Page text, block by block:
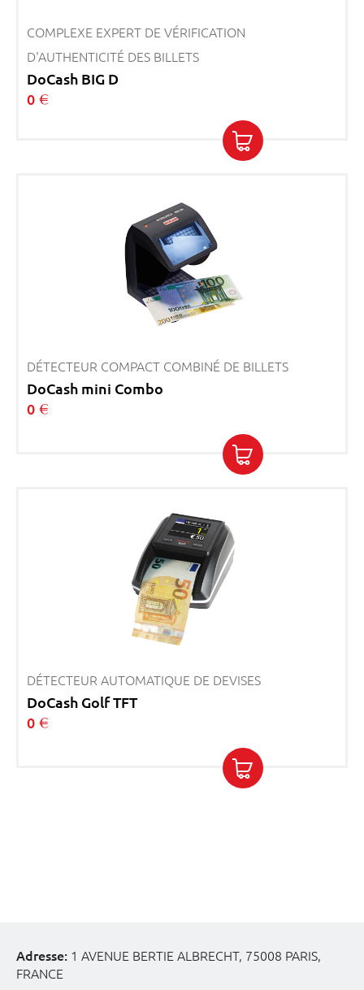
COMPLEXE EXPERT DE VÉRIFICATION
D'AUTHENTICITÉ DES BILLETS
DoCash BIG D
0
DÉTECTEUR COMPACT COMBINÉ DE BILLETS
DoCash mini Combo
0
DÉTECTEUR AUTOMATIQUE DE DEVISES
DoCash Golf TFT
0
Adresse: 1 AVENUE BERTIE ALBRECHT, 75008 PARIS,
FRANCE